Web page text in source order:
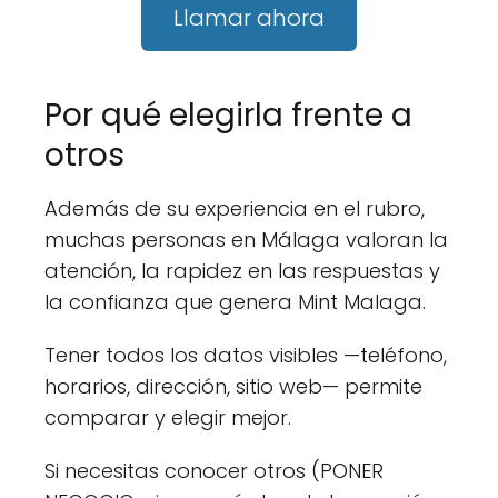
Llamar ahora
Por qué elegirla frente a
otros
Además de su experiencia en el rubro,
muchas personas en Málaga valoran la
atención, la rapidez en las respuestas y
la confianza que genera Mint Malaga.
Tener todos los datos visibles —teléfono,
horarios, dirección, sitio web— permite
comparar y elegir mejor.
Si necesitas conocer otros (PONER